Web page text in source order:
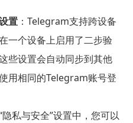
置：Telegram支持跨设备
一个设备上启用了二步验
些设置会自动同步到其他
用相同的Telegram账号登
隐私与安全”设置中，您可以